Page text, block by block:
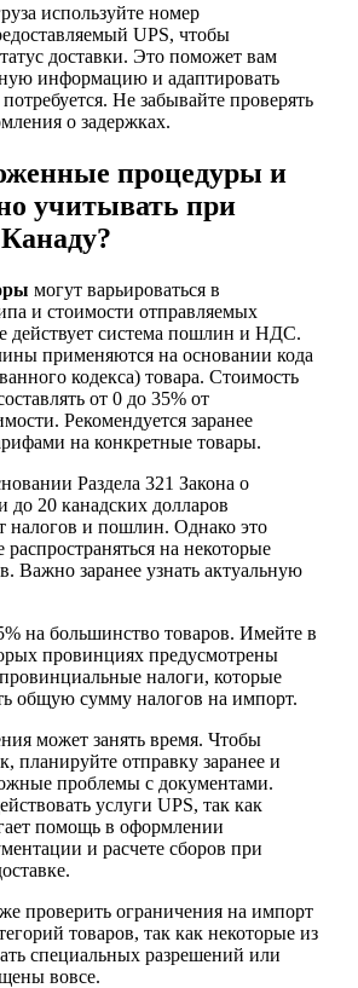
используйте номер
UPS, чтобы
доставки. Это поможет вам
информацию и адаптировать
Не забывайте проверять
о задержках.
процедуры и
учитывать при
могут варьироваться в
и стоимости отправляемых
действует система пошлин и НДС.
применяются на основании кода
кодекса) товара. Стоимость
от 0 до 35% от
Рекомендуется заранее
на конкретные товары.
Раздела 321 Закона о
до 20 канадских долларов
налогов и пошлин. Однако это
на некоторые
Важно заранее узнать актуальную
на большинство товаров. Имейте в
провинциях предусмотрены
налоги, которые
общую сумму налогов на импорт.
может занять время. Чтобы
планируйте отправку заранее и
проблемы с документами.
услуги UPS, так как
помощь в оформлении
и расчете сборов при
проверить ограничения на импорт
товаров, так как некоторые из
специальных разрешений или
вовсе.